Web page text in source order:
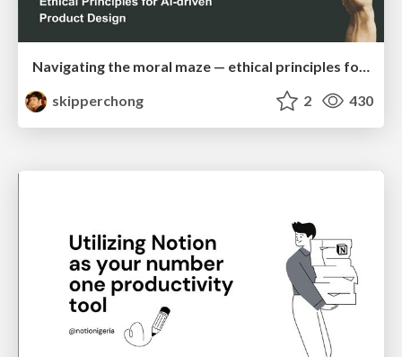
Navigating the moral maze — ethical principles for Al-driven product design
skipperchong
2 430